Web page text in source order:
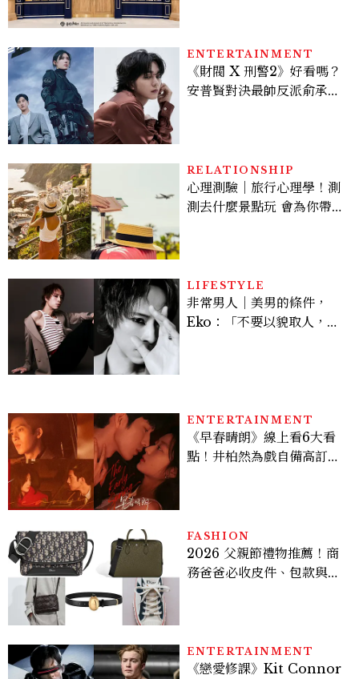
ENTERTAINMENT
《財閥 X 刑警2》好看嗎？
安普賢對決最帥反派俞承
多大？
RELATIONSHIP
心理測驗｜旅行心理學！測
測去什麼景點玩 會為你帶來
LIFESTYLE
非常男人｜美男的條件，
Eko：「不要以貌取人，內
ENTERTAINMENT
《早春晴朗》線上看6大看
點！井柏然為戲自備高訂，
FASHION
2026 父親節禮物推薦！商
務爸爸必收皮件、包款與鞋
ENTERTAINMENT
《戀愛修課》Kit Connor